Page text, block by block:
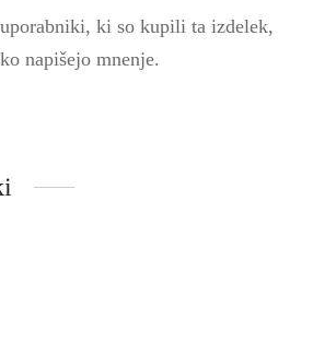
ki so kupili ta izdelek,
napišejo mnenje.